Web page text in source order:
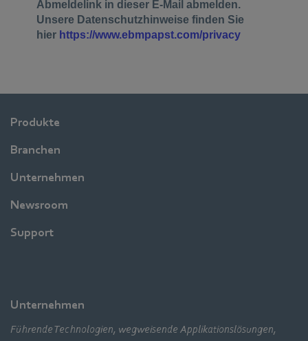
Produkte
Branchen
Unternehmen
Newsroom
Support
Unternehmen
Führende Technologien, wegweisende Applikationslösungen,